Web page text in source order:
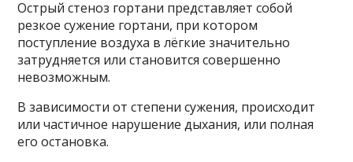
Острый стеноз гортани представляет собой
резкое сужение гортани, при котором
поступление воздуха в лёгкие значительно
затрудняется или становится совершенно
невозможным.
В зависимости от степени сужения, происходит
или частичное нарушение дыхания, или полная
его остановка.